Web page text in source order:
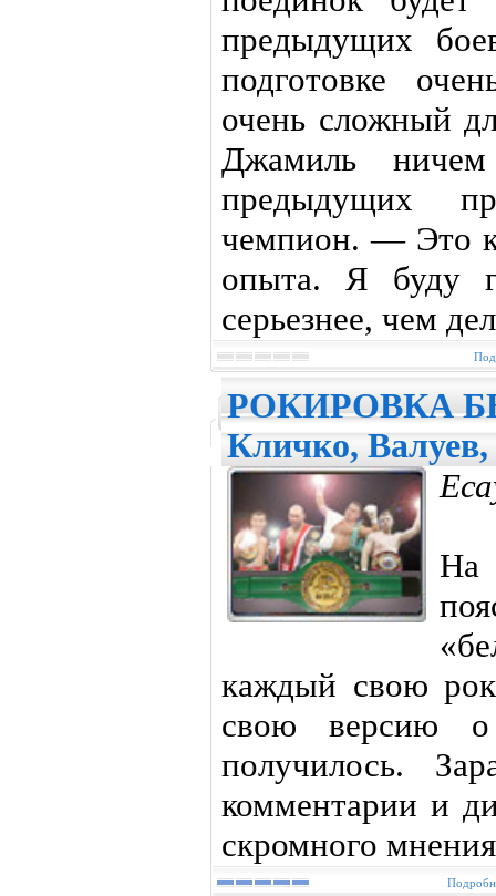
предыдущих
подготовке
очень сложный
Джамиль
предыдущих
чемпион. — Это
опыта. Я буду
серьезнее, чем
РОКИРОВКА
Кличко,
На
каждый свою
свою версию
получилось.
комментарии и
скромного